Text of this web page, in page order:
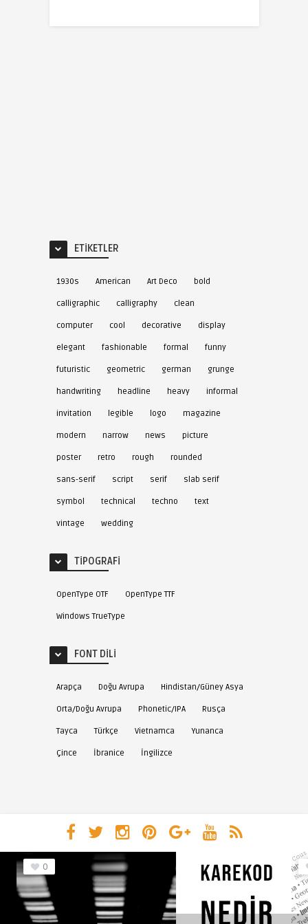
ETIKETLER
1930s American Art Deco bold
calligraphic calligraphy clean
computer cool decorative display
elegant fashionable formal funny
futuristic geometric german grunge
handwriting headline heavy informal
invitation legible logo magazine
modern narrow news picture
poster retro rough rounded
sans-serif script serif slab serif
symbol technical techno text
vintage wedding
TIPOGRAFI
OpenType OTF OpenType TTF
Windows TrueType
FONT DILI
Arapça Doğu Avrupa Hindistan/Güney Asya
Orta/Doğu Avrupa Phonetic/IPA Rusça
Tayca Türkçe Vietnamca Yunanca
Çince İbranice İngilizce
0